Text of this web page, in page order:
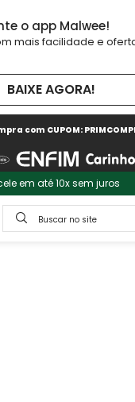
o app Malwee!
mais facilidade e
BAIXE AGORA!
com CUPOM:
em até 10x sem juros
Buscar no site